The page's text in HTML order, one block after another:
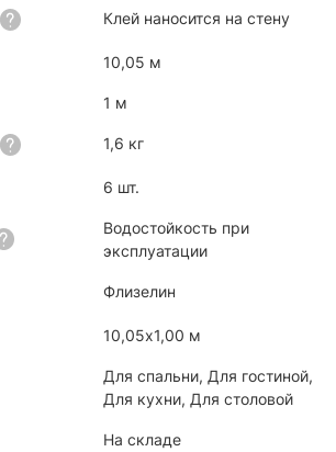
Клей наносится на стену
10,05 м
1 м
1,6 кг
6 шт.
Водостойкость при
эксплуатации
Флизелин
10,05х1,00 м
Для спальни, Для гостиной,
Для кухни, Для столовой
На складе